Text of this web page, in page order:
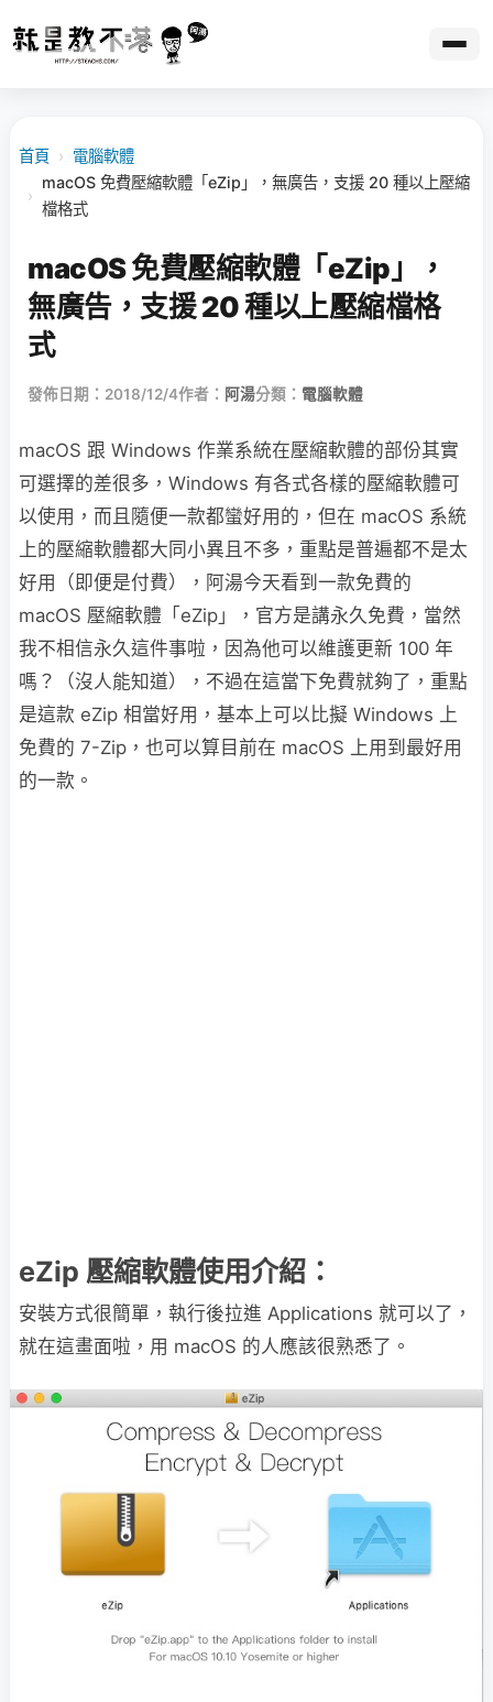
首頁 › 電腦軟體
›
macOS 免費壓縮軟體「eZip」，無廣告，支援 20 種以上壓縮
檔格式
macOS 免費壓縮軟體「eZip」，
無廣告，支援 20 種以上壓縮檔格
式
發佈日期：2018/12/4作者： 阿湯分類： 電腦軟體
macOS 跟 Windows 作業系統在壓縮軟體的部份其實
可選擇的差很多，Windows 有各式各樣的壓縮軟體可
以使用，而且隨便一款都蠻好用的，但在 macOS 系統
上的壓縮軟體都大同小異且不多，重點是普遍都不是太
好用（即便是付費），阿湯今天看到一款免費的
macOS 壓縮軟體「eZip」，官方是講永久免費，當然
我不相信永久這件事啦，因為他可以維護更新 100 年
嗎？（沒人能知道），不過在這當下免費就夠了，重點
是這款 eZip 相當好用，基本上可以比擬 Windows 上
免費的 7-Zip，也可以算目前在 macOS 上用到最好用
的一款。
eZip 壓縮軟體使用介紹：
安裝方式很簡單，執行後拉進 Applications 就可以了，
就在這畫面啦，用 macOS 的人應該很熟悉了。